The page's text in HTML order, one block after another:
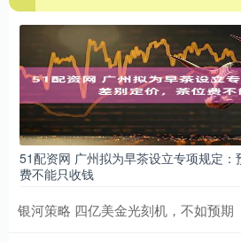
51配资网 广州拟为早茶设立专项规定
费不能只收钱
银河策略 四亿美金光刻机，不如预期